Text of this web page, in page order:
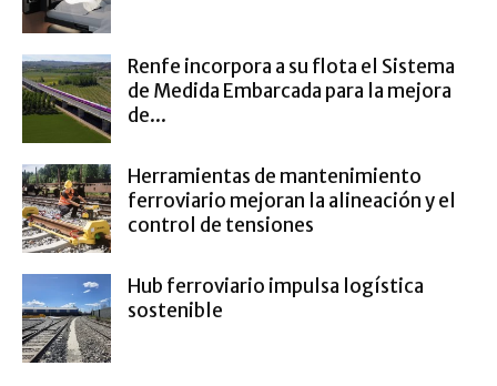
Renfe incorpora a su flota el Sistema
de Medida Embarcada para la mejora
de...
Herramientas de mantenimiento
ferroviario mejoran la alineación y el
control de tensiones
Hub ferroviario impulsa logística
sostenible